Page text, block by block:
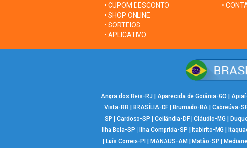
• CUPOM DESCONTO
• SHOP ONLINE
• SORTEIOS
• APLICATIVO
•
Angra dos Reis-RJ | Aparecida de Goiânia-GO |
Vista-RR | BRASÍLIA-DF| Brumado-BA| Cabreúva-
SP | Cardoso-SP | Ceilândia-DF | Cláudio-MG |
Ilha Bela-SP | Ilha Comprida-SP | Itabirito-MG |
| Luís Correia-PI | MANAUS-AM | Matão-SP |